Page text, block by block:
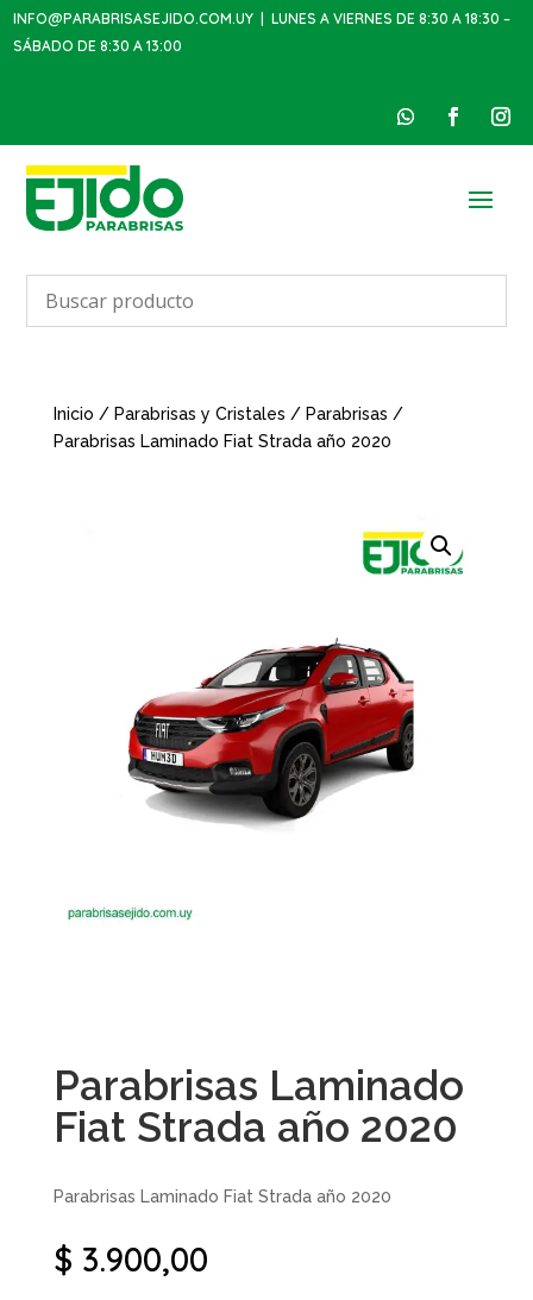
INFO@PARABRISASEJIDO.COM.UY | LUNES A VIERNES DE 8:30 A 18:30 –
SÁBADO DE 8:30 A 13:00
Inicio / Parabrisas y Cristales / Parabrisas /
Parabrisas Laminado Fiat Strada año 2020
Parabrisas Laminado
Fiat Strada año 2020
Parabrisas Laminado Fiat Strada año 2020
$ 3.900,00